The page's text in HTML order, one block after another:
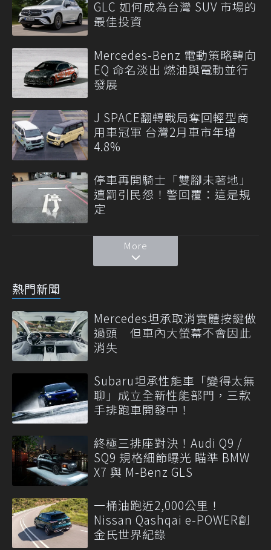
GLC 如何成為台灣 SUV 市場的
最佳投資
Mercedes-Benz 電動策略轉向
EQ 命名淡出 燃油與電動並行
發展
J SPACE翻轉戰局奪回輕型商
用車冠軍 台灣2月車市年增
4.8%
停車再開騎士「雙腳未著地」
遭罰引民怨！警回覆：這是規
定
More
熱門新聞
Mercedes坦承取消實體按鍵做
過頭 但車內大螢幕不會因此
消失
Subaru坦承性能車「變得太無
聊」成立全新性能部門，三款
手排跑車開發中！
終極三排座對決！Audi Q9 /
SQ9 規格細節曝光 瞄準 BMW
X7 與 M-Benz GLS
一桶油跑近2,000公里！
Nissan Qashqai e-POWER創
金氏世界紀錄